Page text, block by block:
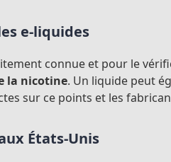
e-liquides
connue et pour le
la nicotine. Un liquide peut
sur ce points et les
États-Unis